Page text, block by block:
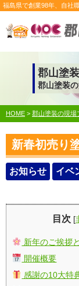
福島県で創業98年 、自社
郡山塗
郡山塗装
HOME > 郡山塗装の現場
新春初売り
お知らせ
イベ
目次 [
新年のご挨拶
開催概要
感謝の10大特